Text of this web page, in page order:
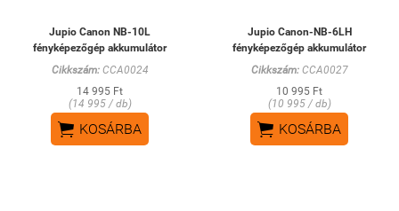
Jupio Canon NB-10L
fényképezőgép akkumulátor
Cikkszám:CCA0024
14 995 Ft
(14 995 / db)
 KOSÁRBA
Jupio Canon-NB-6LH
fényképezőgép akkumulátor
Cikkszám:CCA0027
10 995 Ft
(10 995 / db)
 KOSÁRBA